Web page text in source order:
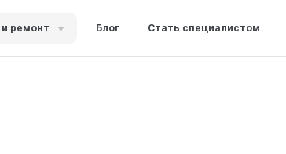
ремонт Блог Стать специалистом